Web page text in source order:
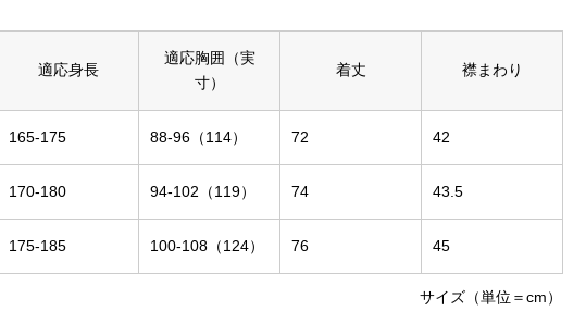
適応身長
適応胸囲（実
寸）
着丈 襟まわり
165-175 88-96（114） 72 42
170-180 94-102（119） 74 43.5
175-185 100-108（124） 76 45
サイズ（単位＝cm）